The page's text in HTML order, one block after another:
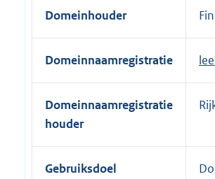
e
e
l
i
Domeinhouder
Domeinnaamregistratie
Domeinnaamregistratie
houder
Gebruiksdoel